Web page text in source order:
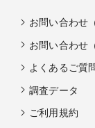
お問い合わせ
お問い合わせ
よくあるご質
調査データ
ご利用規約